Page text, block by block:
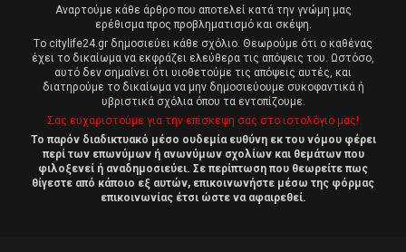
Αναρτούμε κάθε άρθρο που αποτελεί κατά την γνώμη μας
ερέθισμα προς προβληματισμό και σκέψη.
Tο citylife24.gr δημοσιεύει κάθε σχόλιο. Θεωρούμε ότι ο καθένας
έχει το δικαίωμα να εκφράζει ελεύθερα τις απόψεις του. Ωστόσο,
αυτό δεν σημαίνει ότι υιοθετούμε τις απόψεις αυτές, και
διατηρούμε το δικαίωμα να μην δημοσιεύουμε συκοφαντικά ή
υβριστικά σχόλια όπου τα εντοπίζουμε.
Σας ευχαριστούμε για την επίσκεψη σας στο ιστολόγιο μας!
Το παρόν διαδικτυακό μέσο ουδεμία ευθύνη εκ του νόμου φέρει
περί των επωνύμων ή ανωνύμων σχολίων και θεμάτων που
φιλοξενεί ή αναδημοσιεύει. Σε περίπτωση που θεωρείτε πως
θίγεστε από κάποιο εξ αυτών, επικοινωνήστε μέσω της φόρμας
επικοινωνίας έτσι ώστε να αφαιρεθεί.